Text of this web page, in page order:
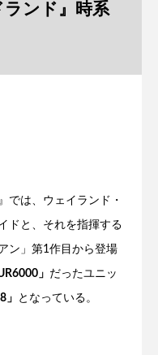
ランド』時系
では、ウェイランド・
ドと、それを指揮する
ン」第1作目から登場
」 だったユニッ
となっている。